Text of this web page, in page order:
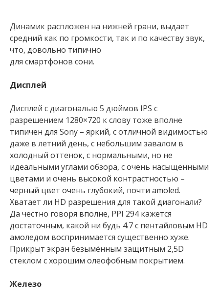
Динамик распложен на нижней грани, выдает
средний как по громкости, так и по качеству звук,
что, довольно типично
для смартфонов сони.
Дисплей
Дисплей с диагональю 5 дюймов IPS с
разрешением 1280×720 к слову тоже вполне
типичен для Sony – яркий, с отличной видимостью
даже в летний день, с небольшим завалом в
холодный оттенок, с нормальными, но не
идеальными углами обзора, с очень насыщенными
цветами и очень высокой контрастностью –
черный цвет очень глубокий, почти amoled.
Хватает ли HD разрешения для такой диагонали?
Да честно говоря вполне, PPI 294 кажется
достаточным, какой ни будь 4.7 с пентайловым HD
амоледом воспринимается существенно хуже.
Прикрыт экран безымённым защитным 2,5D
стеклом с хорошим олеофобным покрытием.
Железо